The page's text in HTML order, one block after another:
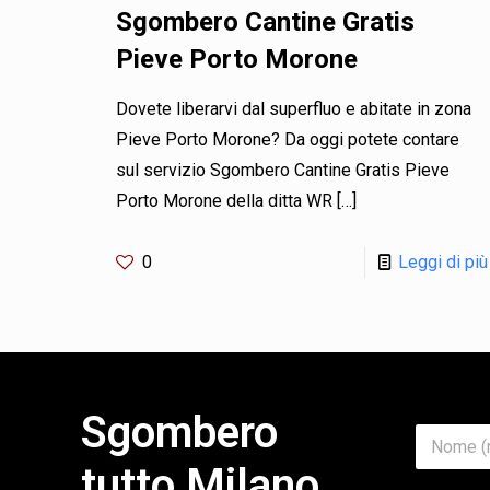
Sgombero Cantine Gratis
Pieve Porto Morone
Dovete liberarvi dal superfluo e abitate in zona
Pieve Porto Morone? Da oggi potete contare
sul servizio Sgombero Cantine Gratis Pieve
Porto Morone della ditta WR[…]
0 Leggi di più
Sgombero
N
m